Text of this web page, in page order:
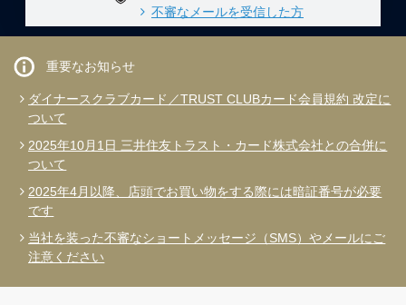
不審なメールを受信した方
ダイナースクラブカード／TRUST CLUBカード会員規約 改定に
ついて
2025年10月1日 三井住友トラスト・カード株式会社との合併に
ついて
2025年4月以降、店頭でお買い物をする際には暗証番号が必要
です
当社を装った不審なショートメッセージ（SMS）やメールにご
注意ください